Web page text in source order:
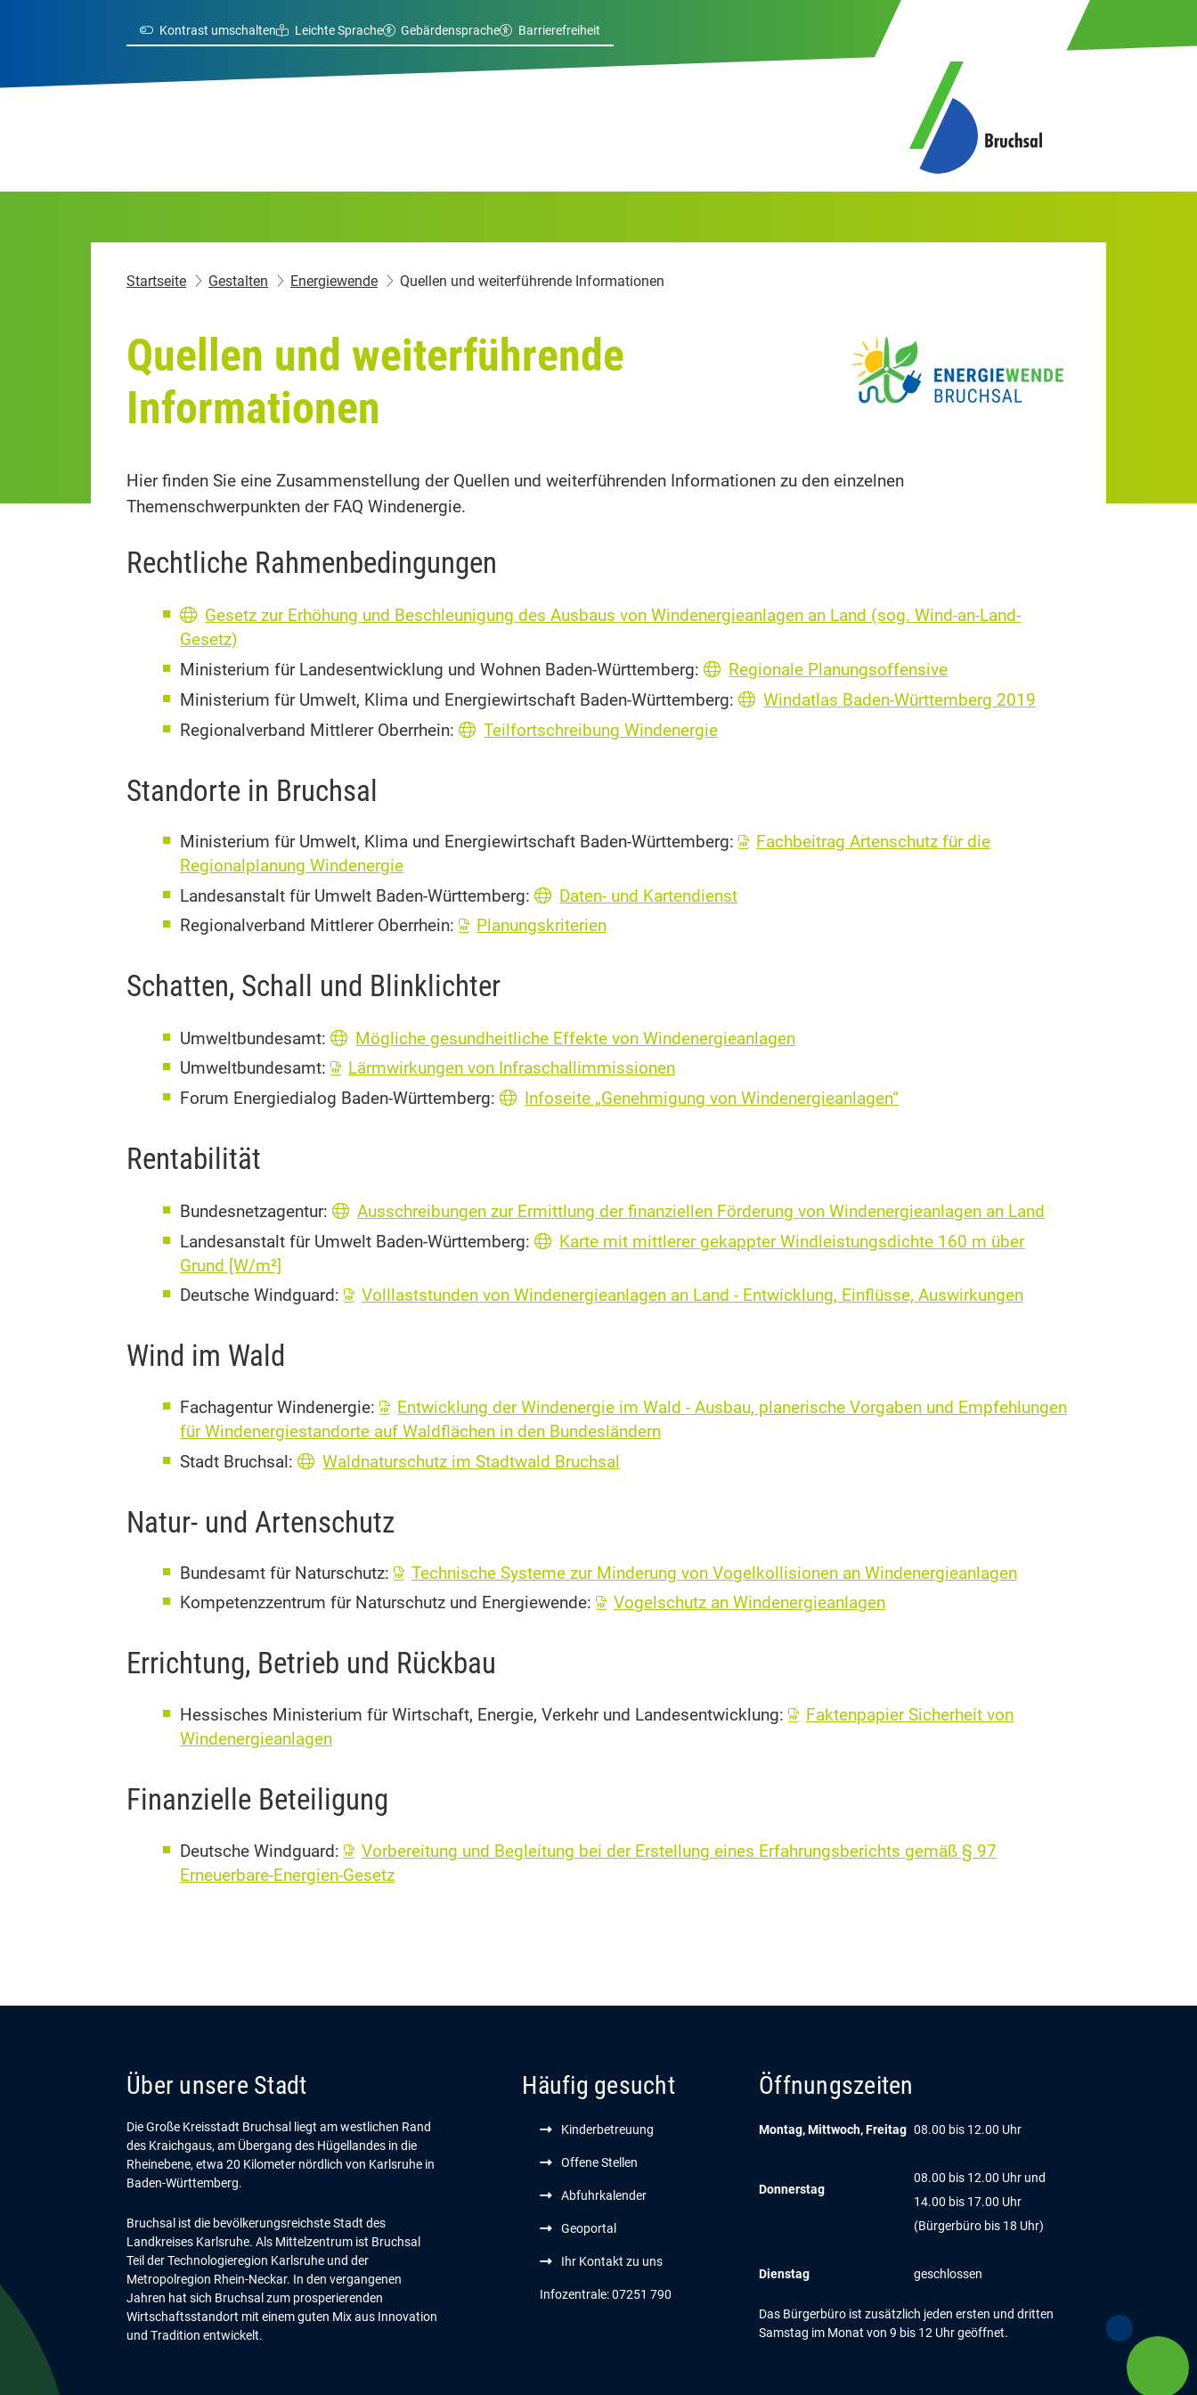
Kontrast umschalten Leichte Sprache Gebärdensprache Barrierefreiheit
Startseite Gestalten Energiewende Quellen und weiterführende Informationen
Quellen und weiterführende
Informationen
Hier finden Sie eine Zusammenstellung der Quellen und weiterführenden Informationen zu den einzelnen
Themenschwerpunkten der FAQ Windenergie.
Rechtliche Rahmenbedingungen
Gesetz zur Erhöhung und Beschleunigung des Ausbaus von Windenergieanlagen an Land (sog. Wind-an-Land-
Gesetz)
Ministerium für Landesentwicklung und Wohnen Baden-Württemberg:
Regionale Planungsoffensive
Ministerium für Umwelt, Klima und Energiewirtschaft Baden-Württemberg:
Windatlas Baden-Württemberg 2019
Regionalverband Mittlerer Oberrhein:
Teilfortschreibung Windenergie
Standorte in Bruchsal
Ministerium für Umwelt, Klima und Energiewirtschaft Baden-Württemberg:
Fachbeitrag Artenschutz für die
Regionalplanung Windenergie
Landesanstalt für Umwelt Baden-Württemberg:
Daten- und Kartendienst
Regionalverband Mittlerer Oberrhein:
Planungskriterien
Schatten, Schall und Blinklichter
Umweltbundesamt:
Mögliche gesundheitliche Effekte von Windenergieanlagen
Umweltbundesamt:
Lärmwirkungen von Infraschallimmissionen
Forum Energiedialog Baden-Württemberg:
Infoseite „Genehmigung von Windenergieanlagen“
Rentabilität
Bundesnetzagentur:
Ausschreibungen zur Er­mitt­lung der fi­nan­zi­el­len För­de­rung von Win­d­ener­gie­an­la­gen an Land
Landesanstalt für Umwelt Baden-Württemberg:
Karte mit mittlerer gekappter Windleistungsdichte 160 m über
Grund [W/m²]
Deutsche Windguard:
Volllaststunden von Windenergieanlagen an Land - Entwicklung, Einflüsse, Auswirkungen
Wind im Wald
Fachagentur Windenergie:
Entwicklung der Windenergie im Wald - Ausbau, planerische Vorgaben und Empfehlungen
für Windenergiestandorte auf Waldflächen in den Bundesländern
Stadt Bruchsal:
Waldnaturschutz im Stadtwald Bruchsal
Natur- und Artenschutz
Bundesamt für Naturschutz:
Technische Systeme zur Minderung von Vogelkollisionen an Windenergieanlagen
Kompetenzzentrum für Naturschutz und Energiewende:
Vogelschutz an Windenergieanlagen
Errichtung, Betrieb und Rückbau
Hessisches Ministerium für Wirtschaft, Energie, Verkehr und Landesentwicklung:
Faktenpapier Sicherheit von
Windenergieanlagen
Finanzielle Beteiligung
Deutsche Windguard:
Vorbereitung und Begleitung bei der Erstellung eines Erfahrungsberichts gemäß § 97
Erneuerbare-Energien-Gesetz
Über unsere Stadt
Die Große Kreisstadt Bruchsal liegt am westlichen Rand
des Kraichgaus, am Übergang des Hügellandes in die
Rheinebene, etwa 20 Kilometer nördlich von Karlsruhe in
Baden-Württemberg.
Bruchsal ist die bevölkerungsreichste Stadt des
Landkreises Karlsruhe. Als Mittelzentrum ist Bruchsal
Teil der Technologieregion Karlsruhe und der
Metropolregion Rhein-Neckar. In den vergangenen
Jahren hat sich Bruchsal zum prosperierenden
Wirtschaftsstandort mit einem guten Mix aus Innovation
und Tradition entwickelt.
Häufig gesucht
Kinderbetreuung
Offene Stellen
Abfuhrkalender
Geoportal
Ihr Kontakt zu uns
Infozentrale: 07251 790
Öffnungszeiten
Montag, Mittwoch, Freitag 08.00 bis 12.00 Uhr
Donnerstag
08.00 bis 12.00 Uhr und
14.00 bis 17.00 Uhr
(Bürgerbüro bis 18 Uhr)
Dienstag geschlossen
Das Bürgerbüro ist zusätzlich jeden ersten und dritten
Samstag im Monat von 9 bis 12 Uhr geöffnet.